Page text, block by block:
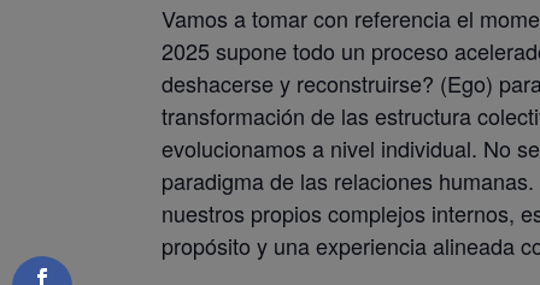
Vamos a tomar con referencia el
2025 supone todo un proceso
deshacerse y reconstruirse? (Ego)
transformación de las estructura
evolucionamos a nivel individual. No
paradigma de las relaciones
nuestros propios complejos internos,
propósito y una experiencia alineada